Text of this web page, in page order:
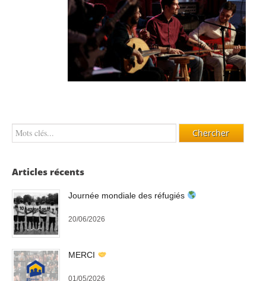
Articles récents
Journée mondiale des réfugiés
20/06/2026
MERCI
01/05/2026